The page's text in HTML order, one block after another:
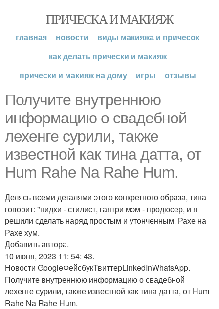
ПРИЧЕСКА И МАКИЯЖ
главная новости
виды макияжа и причесок
как делать прически и макияж
прически и макияж на дому
игры отзывы
Получите внутреннюю
информацию о свадебной
лехенге сурили, также
известной как тина датта, от
Hum Rahe Na Rahe Hum.
Делясь всеми деталями этого конкретного образа, тина
говорит: "нидхи - стилист, гаятри мэм - продюсер, и я
решили сделать наряд простым и утонченным. Рахе на
Рахе хум.
Добавить автора.
10 июня, 2023 11: 54: 43.
Новости GoogleФейсбукТвиттерLinkedInWhatsApp.
Получите внутреннюю информацию о свадебной
лехенге сурили, также известной как тина датта, от Hum
Rahe Na Rahe Hum.